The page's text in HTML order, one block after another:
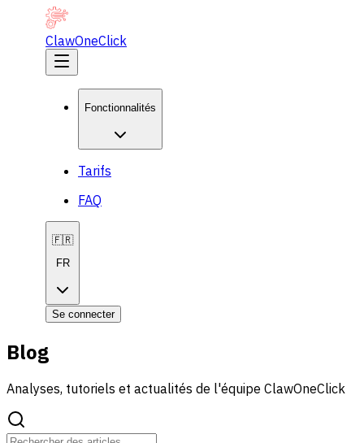
ClawOneClick
Fonctionnalités
Tarifs
FAQ
🇫🇷
FR
Se connecter
Blog
Analyses, tutoriels et actualités de l'équipe ClawOneClick